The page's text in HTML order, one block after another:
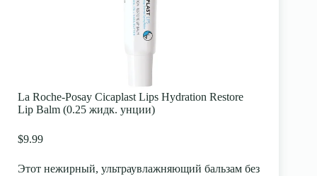
La Roche-Posay Cicaplast Lips Hydration Restore
Lip Balm (0.25 жидк. унции)
$9.99
Этот нежирный, ультраувлажняющий бальзам без